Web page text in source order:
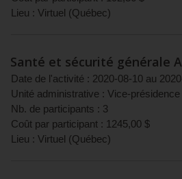
Lieu : Virtuel (Québec)
Santé et sécurité générale
Date de l'activité : 2020-08-10 au
Unité administrative : Vice-
Nb. de participants : 3
Coût par participant : 1245,00 $
Lieu : Virtuel (Québec)